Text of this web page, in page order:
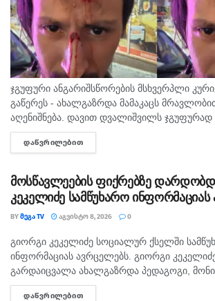
ჯგუფური ანგარიშსწორების მსხვერპლი
გაწერეს - ახალგაზრდა მამაკაცს
აღენიშნება. დავით დვალიშვილს
ხუთამდე მოზარდი გუშინ გაუსწორდა. ჯერ-
თავდამსხმელების დაკავების შესახებ
სამეთვალყურეო...
ᲓᲐᲬᲕᲠᲘᲚᲔᲑᲘᲗ
მოსწავლეების ფიქრებზე
კეკელიძე სამწუხარო
BYᲛᲔᲒᲐ TV ᲐᲒᲕᲘᲡᲢᲝ 8, 2026 0
ᲛᲗᲐᲕᲐᲠᲘ
გიორგი კეკელიძე სოციალურ ქსელში
ინფორმაციას ავრცელებს. გიორგი
გარდაიცვალა ახალგაზრდა პედაგოგი,
რომელიც თავისი მოსწავლეების მიმართ
ᲓᲐᲬᲕᲠᲘᲚᲔᲑᲘᲗ